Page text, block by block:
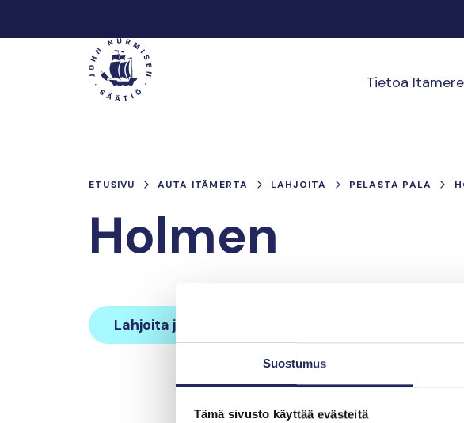
Suostumus
Tämä sivusto käyttää evästeitä
Päävalikko Tietoa
ETUSIVU AUTA ITÄMERTA LAHJOITA PELASTA PALA
Holmen
Lahjoita ja liity tähän tiimiin